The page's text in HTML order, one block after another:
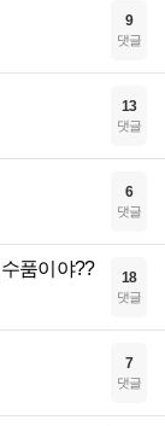
9
댓글
13
댓글
6
댓글
품이야?? 18
댓글
7
댓글